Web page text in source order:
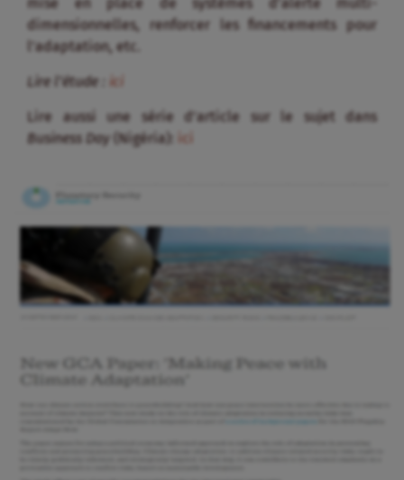
mise en place de systèmes d’alerte multi-
dimensionnelles, renforcer les financements pour
l’adaptation, etc.
Lire l’étude : ici
Lire aussi une série d’article sur le sujet dans
Business Day (Nigéria): ici